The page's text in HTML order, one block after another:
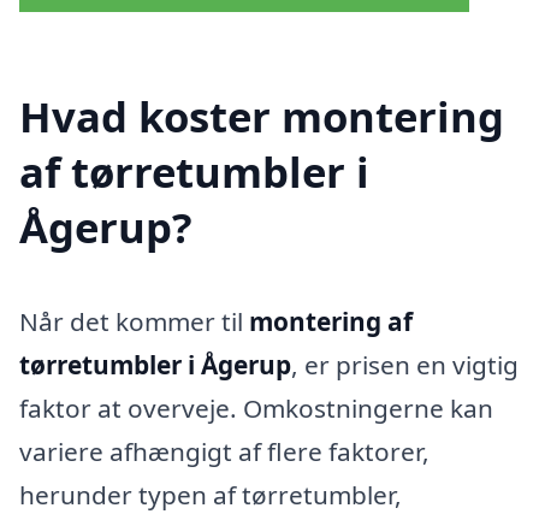
Hvad koster montering
af tørretumbler i
Ågerup?
Når det kommer til montering af
tørretumbler i Ågerup, er prisen en vigtig
faktor at overveje. Omkostningerne kan
variere afhængigt af flere faktorer,
herunder typen af tørretumbler,